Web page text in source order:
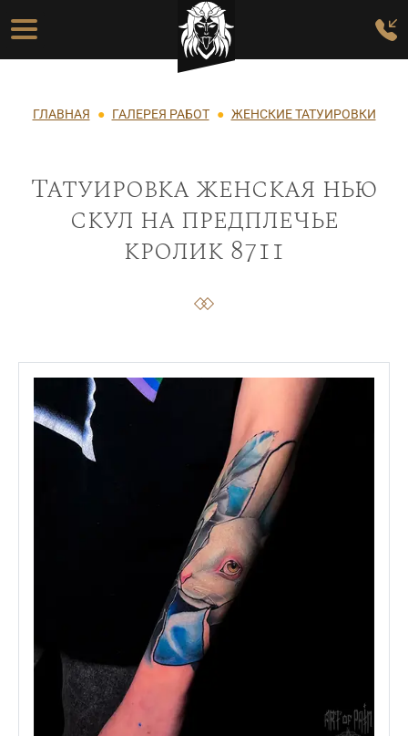
Перейти к основному содержанию
Основная навигация
Строка навигации
ГЛАВНАЯ ГАЛЕРЕЯ РАБОТ ЖЕНСКИЕ ТАТУИРОВКИ
Татуировка женская нью
скул на предплечье
кролик 8711